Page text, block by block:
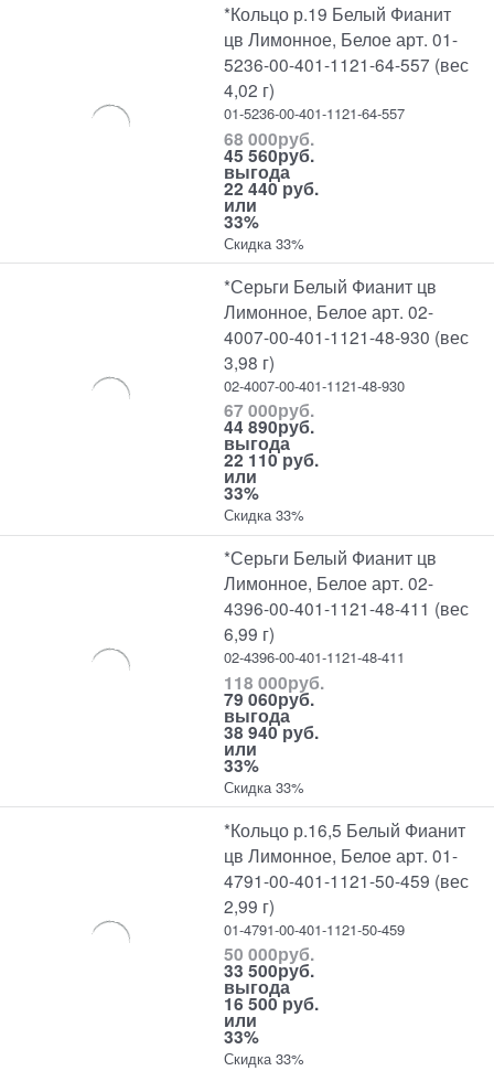
*Кольцо р.19 Белый Фианит
цв Лимонное, Белое арт. 01-
5236-00-401-1121-64-557 (вес
4,02 г)
01-5236-00-401-1121-64-557
68 000руб.
45 560руб.
выгода
22 440 руб.
или
33%
Скидка 33%
*Серьги Белый Фианит цв
Лимонное, Белое арт. 02-
4007-00-401-1121-48-930 (вес
3,98 г)
02-4007-00-401-1121-48-930
67 000руб.
44 890руб.
выгода
22 110 руб.
или
33%
Скидка 33%
*Серьги Белый Фианит цв
Лимонное, Белое арт. 02-
4396-00-401-1121-48-411 (вес
6,99 г)
02-4396-00-401-1121-48-411
118 000руб.
79 060руб.
выгода
38 940 руб.
или
33%
Скидка 33%
*Кольцо р.16,5 Белый Фианит
цв Лимонное, Белое арт. 01-
4791-00-401-1121-50-459 (вес
2,99 г)
01-4791-00-401-1121-50-459
50 000руб.
33 500руб.
выгода
16 500 руб.
или
33%
Скидка 33%